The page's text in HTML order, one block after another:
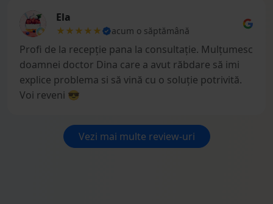
Ela
★★★★★ acum o săptămână
Profi de la recepție pana la consultație. Mulțumesc
doamnei doctor Dina care a avut răbdare să imi
explice problema si să vină cu o soluție potrivită.
Voi reveni 😎
Vezi mai multe review-uri